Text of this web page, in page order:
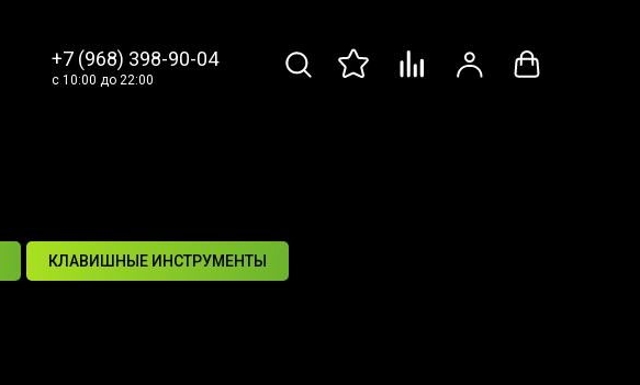
+7 (968) 398-90-04
с 10:00 до 22:00
КЛАВИШНЫЕ ИНСТРУМЕНТЫ